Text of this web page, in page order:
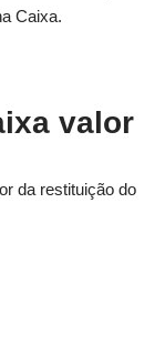
Caixa.
valor
da restituição do